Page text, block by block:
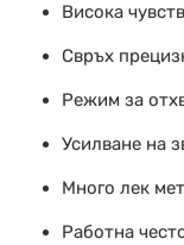
Висока
Свръх
Режим за
Усилване на
Много лек
Работна